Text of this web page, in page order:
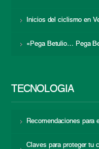
Inicios del ciclismo en
«Pega Betulio… Pega
TECNOLOGÍA
Recomendaciones para
Claves para proteger tu